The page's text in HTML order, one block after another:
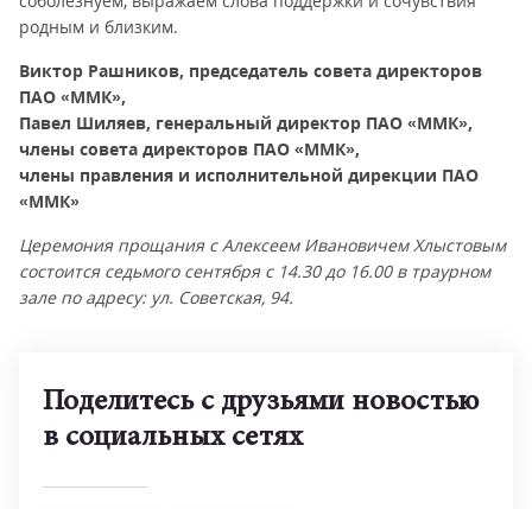
родным и близким.
Виктор Рашников, председатель совета директоров
ПАО «ММК»,
Павел Шиляев, генеральный директор ПАО «ММК»,
члены совета директоров ПАО «ММК»,
члены правления и исполнительной дирекции ПАО
«ММК»
Церемония прощания с Алексеем Ивановичем Хлыстовым
состоится седьмого сентября с 14.30 до 16.00 в траурном
зале по адресу: ул. Советская, 94.
Поделитесь с друзьями новостью
в социальных сетях